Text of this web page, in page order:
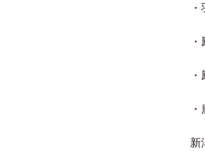
新